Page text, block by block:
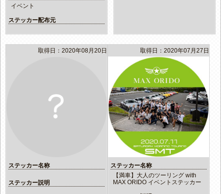
イベント
ステッカー配布元
取得日：2020年08月20日
ステッカー名称
ステッカー説明
取得日：2020年07月27日
ステッカー名称
【満車】大人のツーリング with
MAX ORIDO イベントステッカー